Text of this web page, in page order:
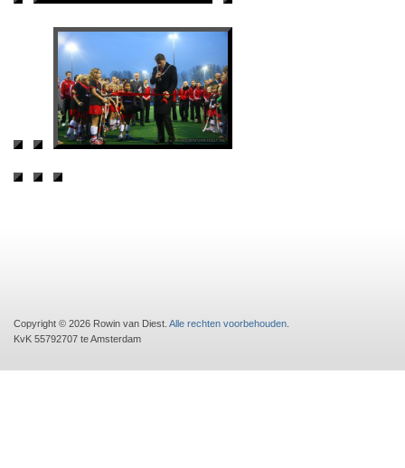
Copyright © 2026 Rowin van Diest. Alle rechten voorbehouden
KvK 55792707 te Amsterdam